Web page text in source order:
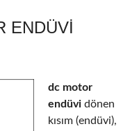
ENDÜVI
dc motor
endüvi dönen
kısım (endüvi),